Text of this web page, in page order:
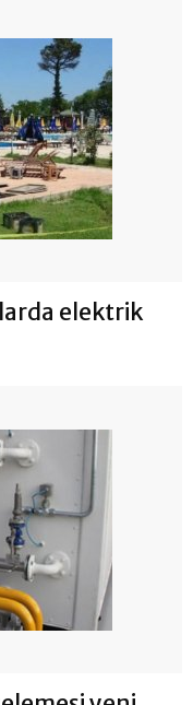
elektrik